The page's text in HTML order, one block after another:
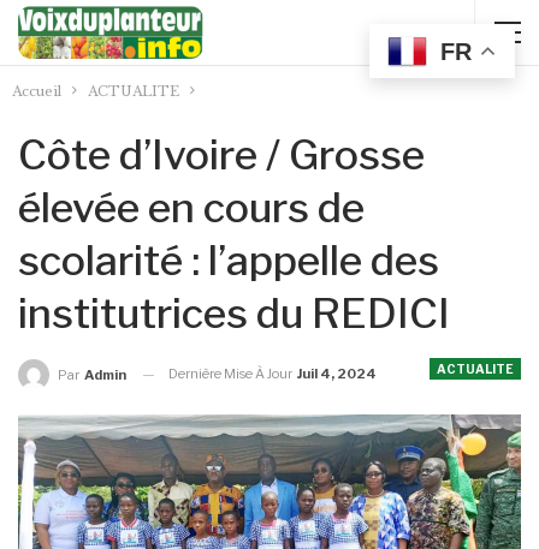
Accueil ACTUALITE
Côte d’Ivoire / Grosse
élevée en cours de
scolarité : l’appelle des
institutrices du REDICI
ACTUALITE
Par Admin Dernière Mise À Jour Juil 4, 2024
FR